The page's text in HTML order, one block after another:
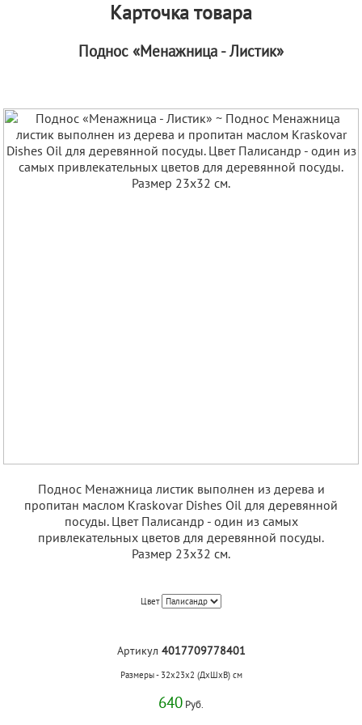
Карточка товара
Поднос «Менажница - Листик»
Поднос Менажница листик выполнен из дерева и
пропитан маслом Kraskovar Dishes Oil для деревянной
посуды. Цвет Палисандр - один из самых
привлекательных цветов для деревянной посуды.
Размер 23х32 см.
Цвет
Артикул 4017709778401
Размеры - 32x23x2 (ДхШхВ) см
640 Руб.